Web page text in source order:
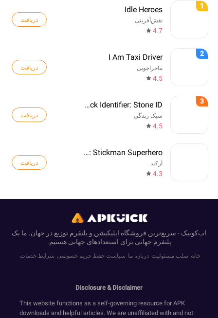
1
Idle Heroes
نقش‌آفرینی
4.7
دریافت
2
I Am Taxi Driver
ماجراجویی
4.5
دریافت
3
Rock Identifier: Stone ID
سبک زندگی
4.5
دریافت
Web Master: Stickman Superhero
آرکید
4.3
دریافت
اپ‌کوییک - سریع‌ترین فروشگاه اپلیکیشن و پلتفرم توزیع در جهان. ما یک
پلتفرم جهانی برای استعدادهای جهانی هستیم.
خانه سلب مسئولیت درباره ما سیاست حفظ حریم خصوصی شرایط خدمات
Disclosure & Disclaimer
This website functions as a self-governing resource for APK
downloads and helpful articles. We are unaffiliated with and not